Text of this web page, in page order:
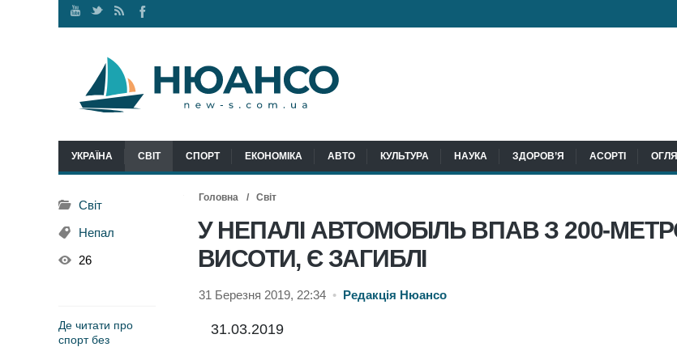
Ми
Facebook
RSS
стрічка
Ми
Twitter
Наш
канал
Youtube
УКРАЇНА СВІТ СПОРТ ЕКОНОМІКА АВТО КУЛЬТУРА НАУКА ЗДОРОВ’Я АСОРТІ
Головна Світ
У НЕПАЛІ АВТОМОБІЛЬ ВПАВ З 200-
ВИСОТИ, Є ЗАГИБЛІ
31 Березня 2019, 22:34 • Редакція Нюансо
31.03.2019
Світ
Непал
26
Де читати про
спорт без